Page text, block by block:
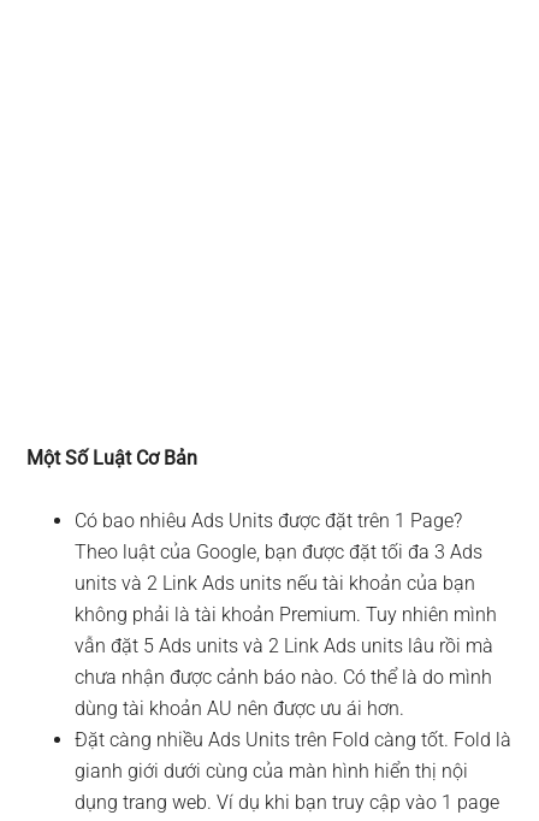
Một Số Luật Cơ Bản
Có bao nhiêu Ads Units được đặt trên 1 Page?
Theo luật của Google, bạn được đặt tối đa 3 Ads
units và 2 Link Ads units nếu tài khoản của bạn
không phải là tài khoản Premium. Tuy nhiên mình
vẫn đặt 5 Ads units và 2 Link Ads units lâu rồi mà
chưa nhận được cảnh báo nào. Có thể là do mình
dùng tài khoản AU nên được ưu ái hơn.
Đặt càng nhiều Ads Units trên Fold càng tốt. Fold là
gianh giới dưới cùng của màn hình hiển thị nội
dụng trang web. Ví dụ khi bạn truy cập vào 1 page